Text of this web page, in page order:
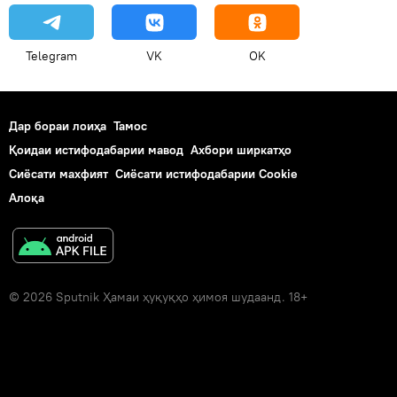
Telegram VK OK
Дар бораи лоиҳа Тамос
Қоидаи истифодабарии мавод Ахбори ширкатҳо
Сиёсати махфият Сиёсати истифодабарии Cookie
Алоқа
© 2026 Sputnik Ҳамаи ҳуқуқҳо ҳимоя шудаанд. 18+